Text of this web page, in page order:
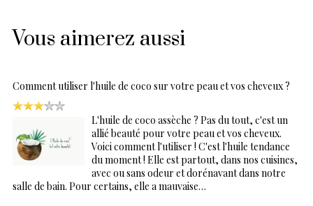
Vous aimerez aussi
Comment utiliser l'huile de coco sur votre peau et vos cheveux ?
L'huile de coco assèche ? Pas du tout, c'est un
allié beauté pour votre peau et vos cheveux.
Voici comment l'utiliser ! C'est l'huile tendance
du moment ! Elle est partout, dans nos cuisines,
avec ou sans odeur et dorénavant dans notre
salle de bain. Pour certains, elle a mauvaise…